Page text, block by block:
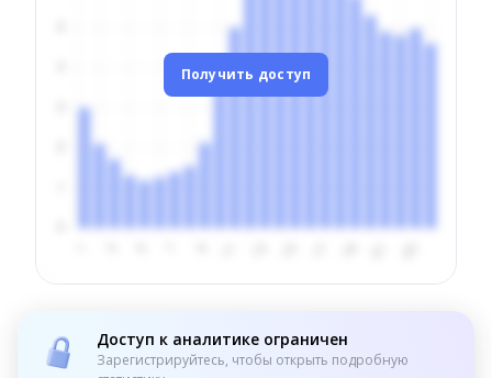
Получить доступ
Доступ к аналитике ограничен
Зарегистрируйтесь, чтобы открыть подробную